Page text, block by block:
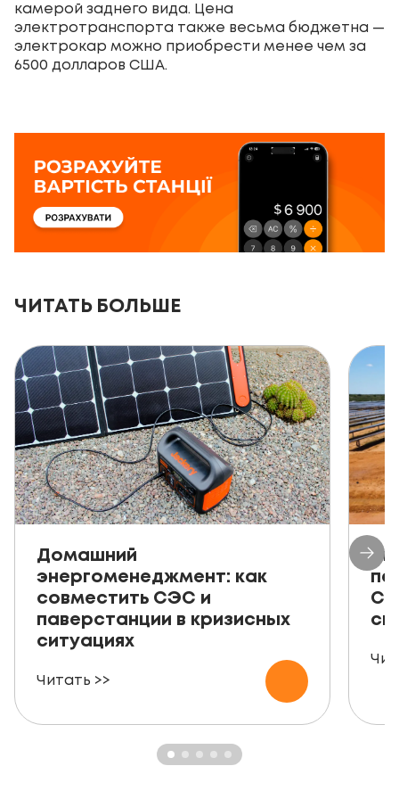
камерой заднего вида. Цена
электротранспорта также весьма бюджетна —
электрокар можно приобрести менее чем за
6500 долларов США.
ЧИТАТЬ БОЛЬШЕ
Домашний
энергоменеджмент: как
совместить СЭС и
паверстанции в кризисных
ситуациях
Читать >>